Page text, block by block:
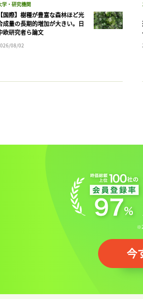
学・研究機関
【国際】樹種が豊富な森林ほど光
成量の長期的増加が大きい。日
欧研究者ら論文
08/02
今